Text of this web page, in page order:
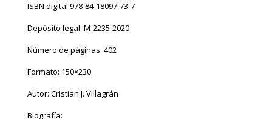
ISBN digital 978-84-18097-73-7
Depósito legal: M-2235-2020
Número de páginas: 402
Formato: 150×230
Autor: Cristian J. Villagrán
Biografía: